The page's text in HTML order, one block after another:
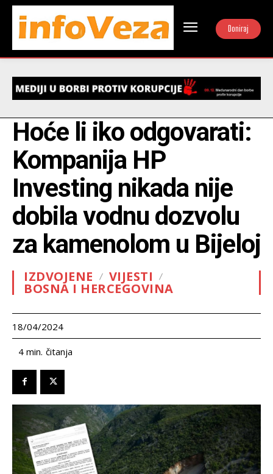
Doniraj
Hoće li iko odgovarati:
Kompanija HP
Investing nikada nije
dobila vodnu dozvolu
za kamenolom u Bijeloj
IZDVOJENE VIJESTI
BOSNA I HERCEGOVINA
18/04/2024
4 min. čitanja